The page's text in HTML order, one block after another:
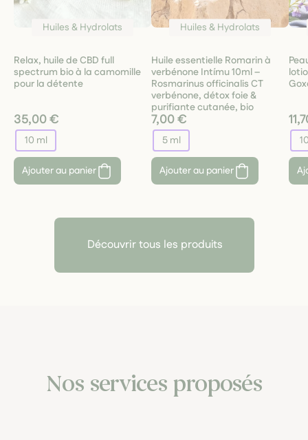
Huiles & Hydrolats
Relax, huile de CBD full
spectrum bio à la camomille
pour la détente
35,00 €
10 ml
Ajouter au panier
Huiles & Hydrolats
Huile essentielle Romarin à
verbénone Intímu 10ml –
Rosmarinus officinalis CT
verbénone, détox foie &
purifiante cutanée, bio
7,00 €
5 ml
Ajouter au panier
Découvrir tous les produits
Nos services proposés